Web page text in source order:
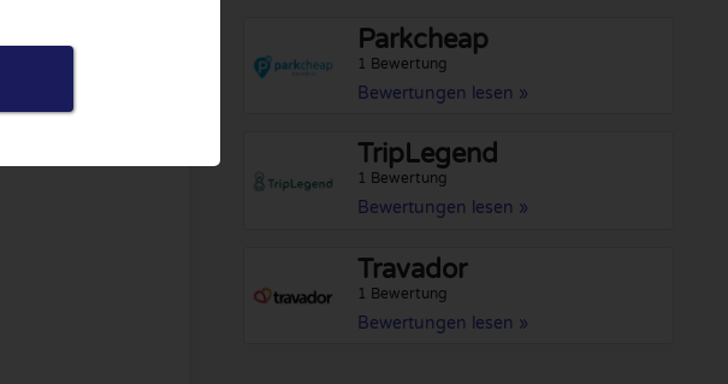
Parkcheap
1 Bewertung
Bewertungen lesen »
TripLegend
1 Bewertung
Bewertungen lesen »
Travador
1 Bewertung
Bewertungen lesen »